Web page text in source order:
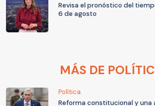
Revisa el pronóstico del
6 de agosto
MÁS DE
Política
Reforma constitucional y una